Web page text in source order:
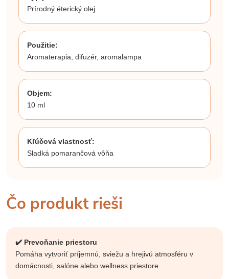
Prírodný éterický olej
Použitie:
Aromaterapia, difuzér, aromalampa
Objem:
10 ml
Kľúčová vlastnosť:
Sladká pomarančová vôňa
Čo produkt rieši
✔️ Prevoňanie priestoru
Pomáha vytvoriť príjemnú, sviežu a hrejivú atmosféru v
domácnosti, salóne alebo wellness priestore.